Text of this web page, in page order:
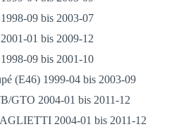
09 bis 2003-07
01 bis 2009-12
09 bis 2001-10
(E46) 1999-04 bis 2003-09
GTO 2004-01 bis 2011-12
2004-01 bis 2011-12